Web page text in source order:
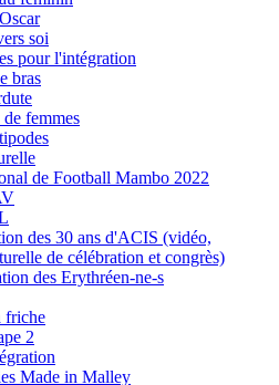
soi
pour l'intégration
bras
femmes
de Football Mambo 2022
des 30 ans d'ACIS (vidéo,
de célébration et congrès)
des Erythréen-ne-s
friche
2
Made in Malley